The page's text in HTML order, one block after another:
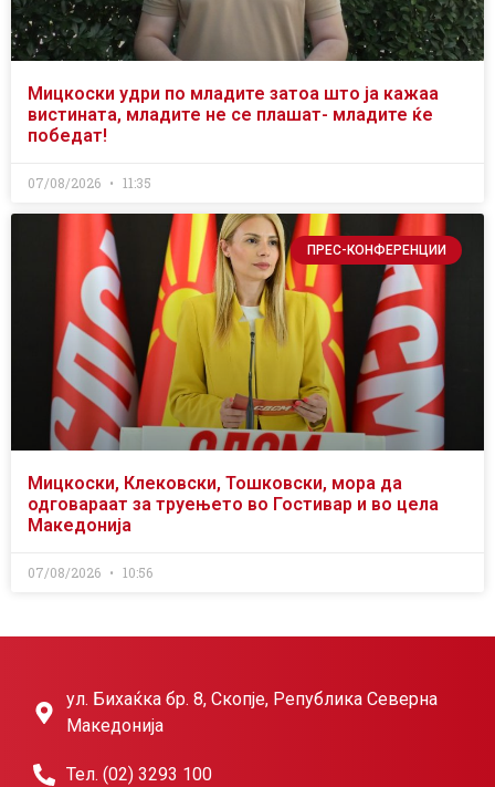
Мицкоски удри по младите затоа што ја кажаа
вистината, младите не се плашат- младите ќе
победат!
07/08/2026 11:35
ПРЕС-КОНФЕРЕНЦИИ
Мицкоски, Клековски, Тошковски, мора да
одговараат за труењето во Гостивар и во цела
Македонија
07/08/2026 10:56
ул. Бихаќка бр. 8, Скопје, Република Северна
Македонија
Тел. (02) 3293 100